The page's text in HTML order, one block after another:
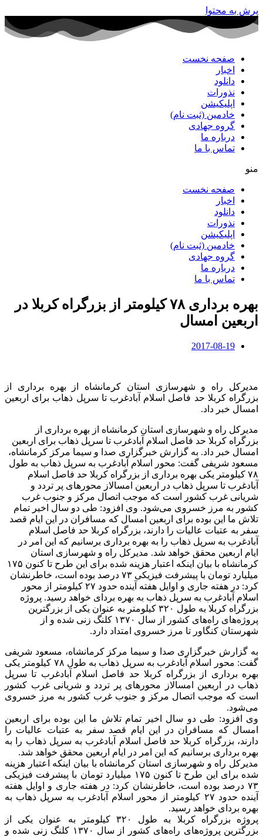
پرش به محتوا
صفحه نخست
اخبار
دانلود
نذورات
اپلیکیشن
خادمین (ثبت نام)
گروه جهادی
درباره ما
تماس با ما
منو
صفحه نخست
اخبار
دانلود
نذورات
اپلیکیشن
خادمین (ثبت نام)
گروه جهادی
درباره ما
تماس با ما
بهره برداری ۷۸ کیلومتر از بزرگراه کربلا در
اربعین امسال
2017-08-19
مدیرکل راه و شهرسازی استان کرمانشاه از بهره برداری از
بزرگراه کربلا حد فاصل اسلام آبادغرب تا سرپل ذهاب برای اربعین
امسال خبر داد.
مدیرکل راه و شهرسازی استان کرمانشاه از بهره برداری از
بزرگراه کربلا حد فاصل اسلام آبادغرب تا سرپل ذهاب برای اربعین
امسال خبر داد. به گزارش خبرگزاری صدا و سیما مرکز کرمانشاه،
مسعود شریفی گفت: محور اسلام آبادغرب به سرپل ذهاب به طول
۷۸ کیلومتر یکی بهره برداری از بزرگراه کربلا حد فاصل اسلام
آبادغرب تا سرپل ذهاب در اربعین امسالاز محورهای پر تردد و
شریانی غرب کشور است که موجب اتصال مرکز و جنوب غرب
کشور به مرز خسروی می‌شود. وی افزود: طی دو سال اخیر تمام
تلاش ما این بوده برای اربعین امسال که مسافران در این ایام قصد
سفر به عتبات عالیات را دارند، بزرگراه کربلا حد فاصل اسلام
آبادغرب به سرپل ذهاب را به بهره برداری برسانیم که این امر در
ایام اربعین محقق خواهد شد. مدیرکل راه و شهرسازی استان
کرمانشاه با بیان اینکه اعتبار هزینه شده برای این طرح تا کنون ۱۷۵
میلیارد تومان با پیشرفت فیزیکی ۷۳ درصد بوده است، خاطرنشان
کرد: در هفته جاری و اوایل هفته آینده حدود ۲۷ کیلومتر از محور
اسلام آبادغرب به سرپل ذهاب به بهره بردای خواهد رسید. پروژه
بزرگراه کربلا به طول ۳۲۰ کیلومتر به عنوان یکی از بزرگترین
پروژه‌های راه‌های کشور از سال ۱۳۷۰ کلنگ زنی شده و از
شهرستان کنگاور تا مرز خسروی امتداد دارد.
به گزارش خبرگزاری صدا و سیما مرکز کرمانشاه، مسعود شریفی
گفت: محور اسلام آبادغرب به سرپل ذهاب به طول ۷۸ کیلومتر یکی
بهره برداری از بزرگراه کربلا حد فاصل اسلام آبادغرب تا سرپل
ذهاب در اربعین امسالاز محورهای پر تردد و شریانی غرب کشور
است که موجب اتصال مرکز و جنوب غرب کشور به مرز خسروی
می‌شود.
وی افزود: طی دو سال اخیر تمام تلاش ما این بوده برای اربعین
امسال که مسافران در این ایام قصد سفر به عتبات عالیات را
دارند، بزرگراه کربلا حد فاصل اسلام آبادغرب به سرپل ذهاب را به
بهره برداری برسانیم که این امر در ایام اربعین محقق خواهد شد.
مدیرکل راه و شهرسازی استان کرمانشاه با بیان اینکه اعتبار هزینه
شده برای این طرح تا کنون ۱۷۵ میلیارد تومان با پیشرفت فیزیکی
۷۳ درصد بوده است، خاطرنشان کرد: در هفته جاری و اوایل هفته
آینده حدود ۲۷ کیلومتر از محور اسلام آبادغرب به سرپل ذهاب به
بهره بردای خواهد رسید.
پروژه بزرگراه کربلا به طول ۳۲۰ کیلومتر به عنوان یکی از
بزرگترین پروژه‌های راه‌های کشور از سال ۱۳۷۰ کلنگ زنی شده و